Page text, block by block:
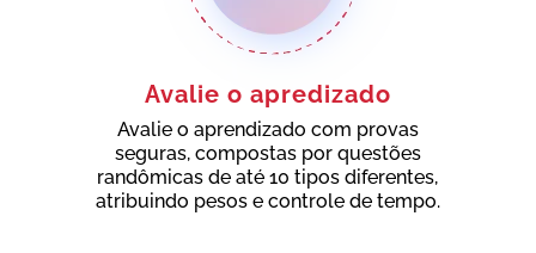
Avalie o apredizado
Avalie o aprendizado com provas
seguras, compostas por questões
randômicas de até 10 tipos diferentes,
atribuindo pesos e controle de tempo.